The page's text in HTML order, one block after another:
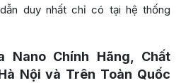
duy nhất chỉ có tại hệ thống
Nano Chính Hãng, Chất
Nội và Trên Toàn Quốc